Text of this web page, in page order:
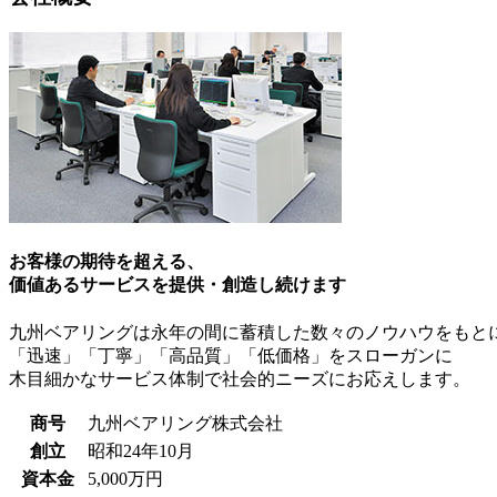
お客様の期待を超える、
価値あるサービスを提供・創造し続けます
九州ベアリングは永年の間に蓄積した数々のノウハウをもと
「迅速」「丁寧」「高品質」「低価格」をスローガンに
木目細かなサービス体制で社会的ニーズにお応えします。
商号
九州ベアリング株式会社
創立
昭和24年10月
資本金
5,000万円